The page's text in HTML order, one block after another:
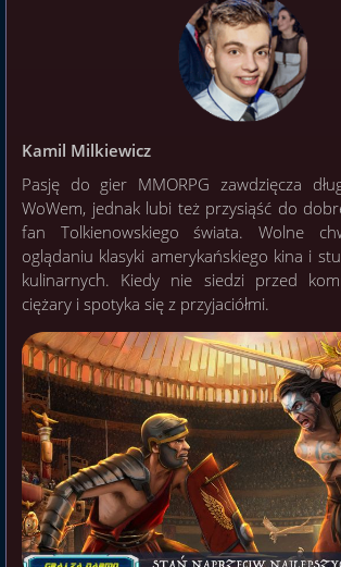
Kamil Milkiewicz
Pasję do gier MMORPG zawdzięcza
WoWem, jednak lubi też przysiąść do
fan Tolkienowskiego świata. Wolne
oglądaniu klasyki amerykańskiego kina i
kulinarnych. Kiedy nie siedzi przed
ciężary i spotyka się z przyjaciółmi.